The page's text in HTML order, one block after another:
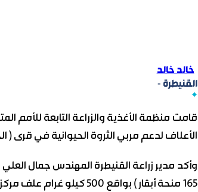
خالد خالد
القنيطرة -
الأعلاف لدعم مربي الثروة الحيوانية في قرى
165 منحة أبقار ) بواقع